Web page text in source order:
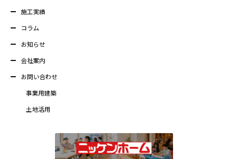
施工実績
コラム
お知らせ
会社案内
お問い合わせ
事業用建築
土地活用